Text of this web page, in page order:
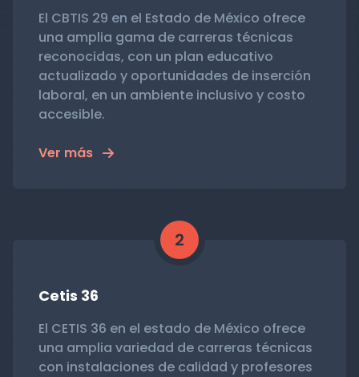
El CBTIS 29 en el Estado de México ofrece
una amplia gama de carreras técnicas
reconocidas, con un plan educativo
actualizado y oportunidades de inserción
laboral, en un ambiente inclusivo y costo
accesible.
Ver más
2
Cetis 36
El CETIS 36 en el estado de México ofrece
una amplia variedad de carreras técnicas
con instalaciones de calidad y profesores